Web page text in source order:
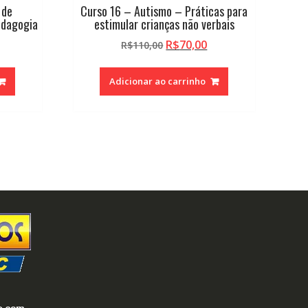
é:
Curso 16 – Autismo – Práticas para
estimular crianças não verbais
R$110,00 O
original
era:
R$70,00O
atual
é:
Adicionar ao carrinho